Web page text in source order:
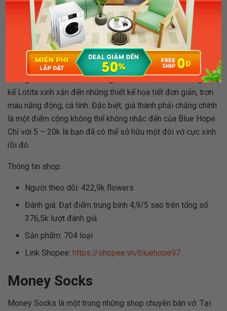
Blue Hope – Thiền đường của những tín đồ mê tất cổ cao (ảnh:
muagitot.com)
Tuy nhiên, tất cao cổvẫn là cái tên được nhiều người nhớ
đến khi ghé Blue Hope. Đến với nơi đây, bạn sẽ tha hồ lựa
chọn những đôi tất đủ phong cách từ vintage, châu Âu đến
những mẫu vớ cute, dễ thương, kiểu Hàn Quốc, từ những thiết
kế Lotita xinh xắn đến những thiết kế họa tiết đơn giản, trơn
màu năng động, cá tính. Đặc biệt, giá thành phải chăng chính
là một điểm cộng không thể không nhắc đến của Blue Hope.
Chỉ với 5 – 20k là bạn đã có thể sở hữu một đôi vớ cực xinh
rồi đó.
Thông tin shop:
Người theo dõi: 422,9k flowers
Đánh giá: Đạt điểm trung bình 4,9/5 sao trên tổng số
376,5k lượt đánh giá
Sản phẩm: 704 loại
Link Shopee:https://shopee.vn/bluehope97
Money Socks
Money Socks là một trong những shop chuyên bán vớ. Tại